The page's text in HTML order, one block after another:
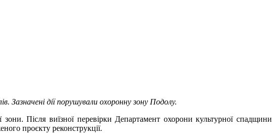
Зазначені дії порушували охоронну зону Подолу.
Після виїзної перевірки Департамент охорони культурної спадщини
проєкту реконструкції.